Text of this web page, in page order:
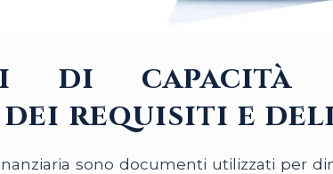
di capacità
requisiti e
sono documenti utilizzati per